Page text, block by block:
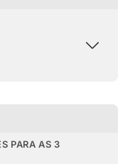
PARA AS 3